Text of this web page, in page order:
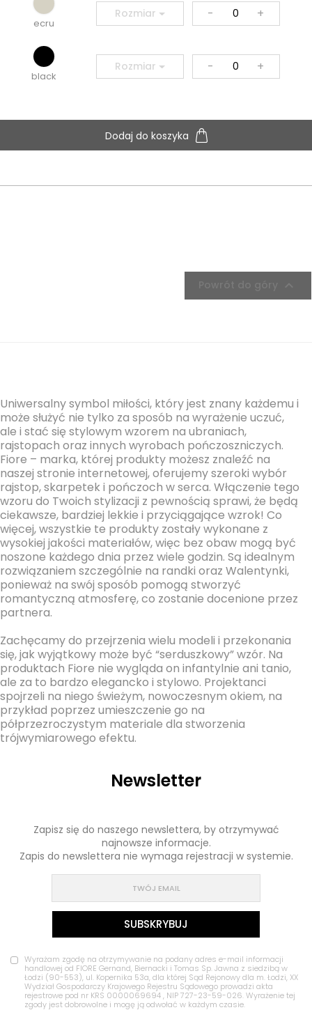
ecru
Rozmiar - +
black
Rozmiar - +
Dodaj do koszyka
Uniwersalny symbol miłości, który jest znany każdemu i
może służyć nie tylko za sposób na wyrażenie uczuć,
ale i stać się stylowym wzorem na ubraniach,
rajstopach oraz innych wyrobach pończoszniczych.
Fiore – marka, której produkty możesz znaleźć na
naszej stronie internetowej, oferujemy szeroki wybór
rajstop, skarpetek i pończoch w serca. Włączenie tego
wzoru do Twoich stylizacji z pewnością sprawi, że będą
ciekawsze, bardziej lekkie i przyciągające wzrok! Co
więcej, wszystkie te produkty zostały wykonane z
wysokiej jakości materiałów, więc bez obaw mogą być
noszone każdego dnia przez wiele godzin. Są idealnym
rozwiązaniem szczególnie na randki oraz Walentynki,
ponieważ na swój sposób pomogą stworzyć
romantyczną atmosferę, co zostanie docenione przez
partnera.
Zachęcamy do przejrzenia wielu modeli i przekonania
się, jak wyjątkowy może być “serduszkowy” wzór. Na
produktach Fiore nie wygląda on infantylnie ani tanio,
ale za to bardzo elegancko i stylowo. Projektanci
spojrzeli na niego świeżym, nowoczesnym okiem, na
przykład poprzez umieszczenie go na
półprzezroczystym materiale dla stworzenia
trójwymiarowego efektu.
Newsletter
Zapisz się do naszego newslettera, by otrzymywać
najnowsze informacje.
Zapis do newslettera nie wymaga rejestracji w systemie.
Wyrażam zgodę na otrzymywanie na podany adres e-mail informacji
handlowej od FIORE Gernand, Biernacki i Tomas Sp. Jawna z siedzibą w
Łodzi (90-553), ul. Kopernika 53a, dla której Sąd Rejonowy dla m. Łodzi, XX
Wydział Gospodarczy Krajowego Rejestru Sądowego prowadzi akta
rejestrowe pod nr KRS 0000069694 , NIP 727-23-59-026. Wyrażenie tej
zgody jest dobrowolne i mogę ją odwołać w każdym czasie.